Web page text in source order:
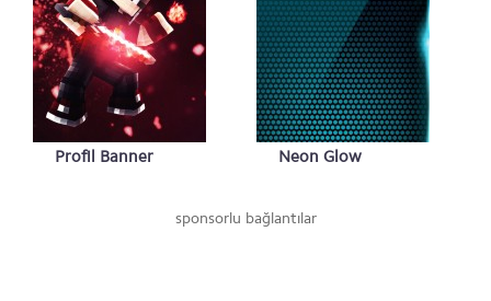
Profil Banner
Neon Glow
sponsorlu bağlantılar